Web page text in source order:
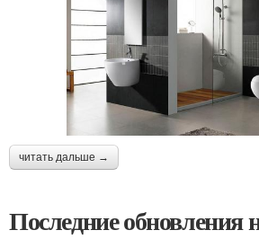
читать дальше →
Последние обновления